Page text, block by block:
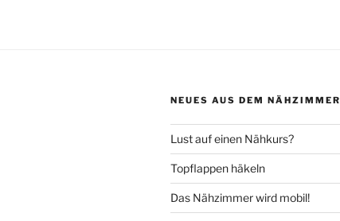
NEUES AUS DEM NÄHZIMMER
Lust auf einen Nähkurs?
Topflappen häkeln
Das Nähzimmer wird mobil!